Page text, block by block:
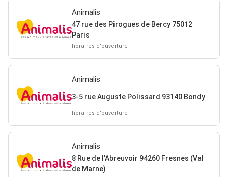
Animalis
47 rue des Pirogues de Bercy 75012
Paris
horaires d'ouverture
Animalis
3-5 rue Auguste Polissard 93140 Bondy
horaires d'ouverture
Animalis
8 Rue de l'Abreuvoir 94260 Fresnes (Val
de Marne)